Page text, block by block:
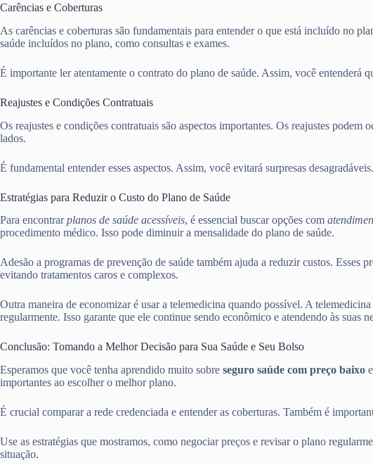
Carências e Coberturas
As carências e coberturas são fundamentais para entender o que está incluído no
saúde incluídos no plano, como consultas e exames.
É importante ler atentamente o contrato do plano de saúde. Assim, você entenderá
Reajustes e Condições Contratuais
Os reajustes e condições contratuais são aspectos importantes. Os reajustes
lados.
É fundamental entender esses aspectos. Assim, você evitará surpresas
Estratégias para Reduzir o Custo do Plano de Saúde
Para encontrarplanos de saúde acessíveis, é essencial buscar opções com
procedimento médico. Isso pode diminuir a mensalidade do plano de saúde.
Adesão a programas de prevenção de saúde também ajuda a reduzir custos.
evitando tratamentos caros e complexos.
Outra maneira de economizar é usar a telemedicina quando possível. A
regularmente. Isso garante que ele continue sendo econômico e atendendo às suas
Conclusão: Tomando a Melhor Decisão para Sua Saúde e Seu Bolso
Esperamos que você tenha aprendido muito sobre seguro saúde com preço baixo
importantes ao escolher o melhor plano.
É crucial comparar a rede credenciada e entender as coberturas. Também é
Use as estratégias que mostramos, como negociar preços e revisar o plano
situação.